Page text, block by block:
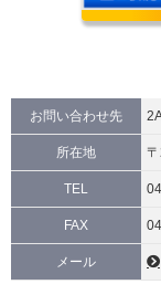
お問い合わせ先
所在地
TEL
FAX
メール